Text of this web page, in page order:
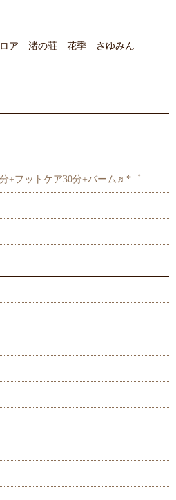
ア 渚の荘 花季 さゆみん
+フットケア30分+バーム♬*゜